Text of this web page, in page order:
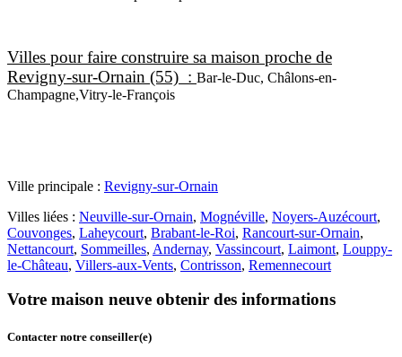
Villes pour faire construire sa maison proche de
Revigny-sur-Ornain (55) : Bar-le-Duc, Châlons-en-
Champagne,Vitry-le-François
Ville principale : Revigny-sur-Ornain
Villes liées : Neuville-sur-Ornain, Mognéville, Noyers-Auzécourt,
Couvonges, Laheycourt, Brabant-le-Roi, Rancourt-sur-Ornain,
Nettancourt, Sommeilles, Andernay, Vassincourt, Laimont, Louppy-
le-Château, Villers-aux-Vents, Contrisson, Remennecourt
Votre maison neuve obtenir des informations
Contacter notre conseiller(e)